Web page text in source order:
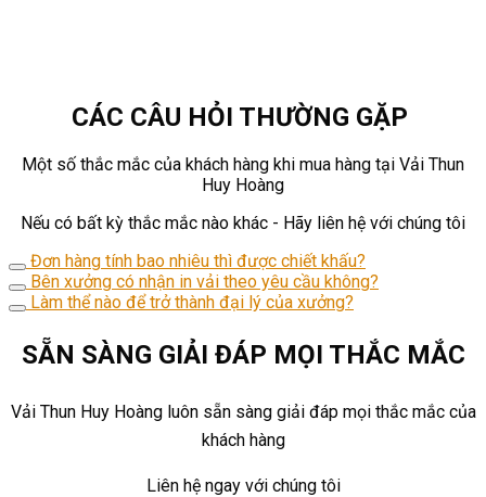
CÁC CÂU HỎI THƯỜNG GẶP
Một số thắc mắc của khách hàng khi mua hàng tại Vải Thun
Huy Hoàng
Nếu có bất kỳ thắc mắc nào khác - Hãy liên hệ với chúng tôi
Đơn hàng tính bao nhiêu thì được chiết khấu?
Bên xưởng có nhận in vải theo yêu cầu không?
Làm thể nào để trở thành đại lý của xưởng?
SẴN SÀNG GIẢI ĐÁP MỌI THẮC MẮC
Vải Thun Huy Hoàng luôn sẵn sàng giải đáp mọi thắc mắc của
khách hàng
Liên hệ ngay với chúng tôi